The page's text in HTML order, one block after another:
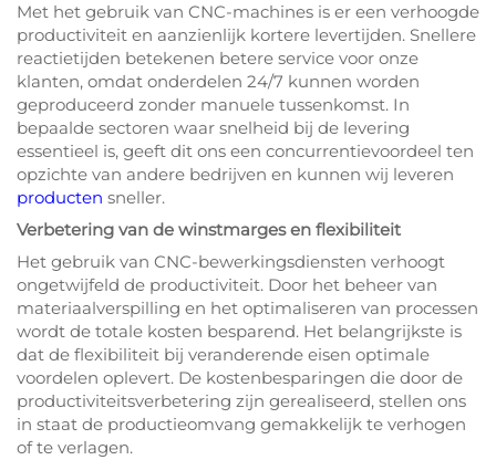
Met het gebruik van CNC-machines is er een verhoogde
productiviteit en aanzienlijk kortere levertijden. Snellere
reactietijden betekenen betere service voor onze
klanten, omdat onderdelen 24/7 kunnen worden
geproduceerd zonder manuele tussenkomst. In
bepaalde sectoren waar snelheid bij de levering
essentieel is, geeft dit ons een concurrentievoordeel ten
opzichte van andere bedrijven en kunnen wij leveren
producten sneller.
Verbetering van de winstmarges en flexibiliteit
Het gebruik van CNC-bewerkingsdiensten verhoogt
ongetwijfeld de productiviteit. Door het beheer van
materiaalverspilling en het optimaliseren van processen
wordt de totale kosten besparend. Het belangrijkste is
dat de flexibiliteit bij veranderende eisen optimale
voordelen oplevert. De kostenbesparingen die door de
productiviteitsverbetering zijn gerealiseerd, stellen ons
in staat de productieomvang gemakkelijk te verhogen
of te verlagen.